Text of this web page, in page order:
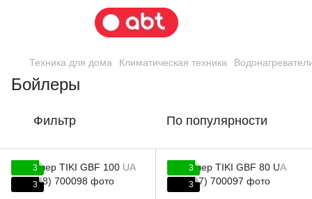
Техника для дома Климатическая техника
Бойлеры
Фильтр По популярности
3
3
3
3